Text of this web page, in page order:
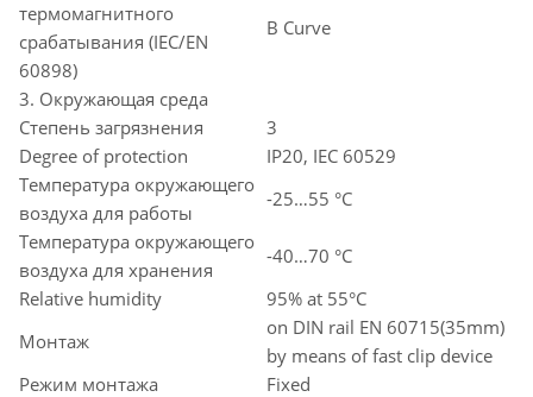
термомагнитного
срабатывания (IEC/EN
60898)
B Curve
3. Окружающая среда
Степень загрязнения
3
Degree of protection
IP20, IEC 60529
Температура окружающего
воздуха для работы
-25…55 °C
Температура окружающего
воздуха для хранения
-40…70 °C
Relative humidity
95% at 55°C
Монтаж
on DIN rail EN 60715(35mm)
by means of fast clip device
Режим монтажа
Fixed